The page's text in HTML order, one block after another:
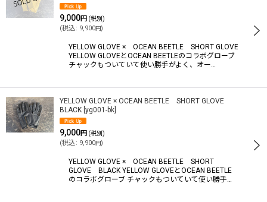
9,000円 (税別)
(税込: 9,900円)
YELLOW GLOVE × OCEAN BEETLE SHORT GLOVE
YELLOW GLOVEとOCEAN BEETLEのコラボグローブ
チャックもついていて使い勝手がよく、オー…
YELLOW GLOVE × OCEAN BEETLE SHORT GLOVE
BLACK yg001-bk
9,000円 (税別)
(税込: 9,900円)
YELLOW GLOVE × OCEAN BEETLE SHORT
GLOVE BLACK YELLOW GLOVEとOCEAN BEETLE
のコラボグローブ チャックもついていて使い勝手…